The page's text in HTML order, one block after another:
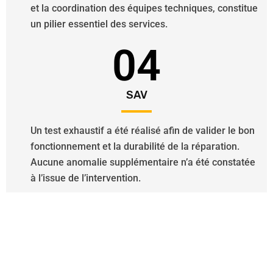
et la coordination des équipes techniques, constitue
un pilier essentiel des services.
04
SAV
Un test exhaustif a été réalisé afin de valider le bon
fonctionnement et la durabilité de la réparation.
Aucune anomalie supplémentaire n’a été constatée
à l’issue de l’intervention.